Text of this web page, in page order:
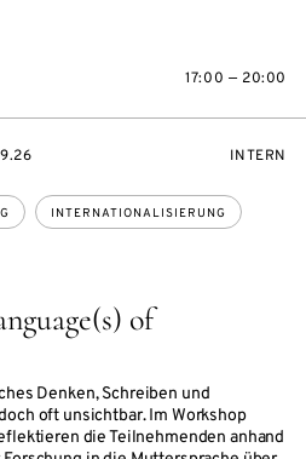
17:00 — 20:00
of
Denken, Schreiben und
oft unsichtbar. Im Workshop
die Teilnehmenden anhand
INTERNATIONALISIERUNG
INTERN